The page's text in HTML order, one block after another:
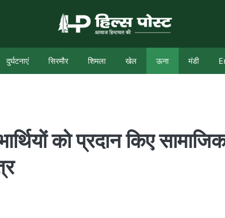
दुर्घटनाएं सिरमौर शिमला खेल ऊना मंडी
को प्रदान किए